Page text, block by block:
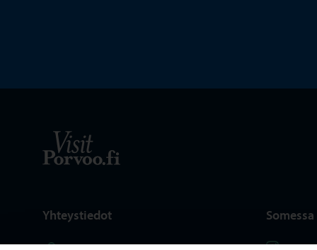
Yhteystiedot Somessa
Seuraa